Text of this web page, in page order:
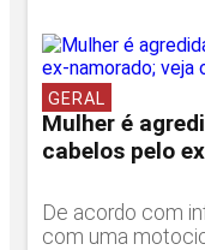
GERAL
Mulher é
cabelos pelo
De acordo com
com uma